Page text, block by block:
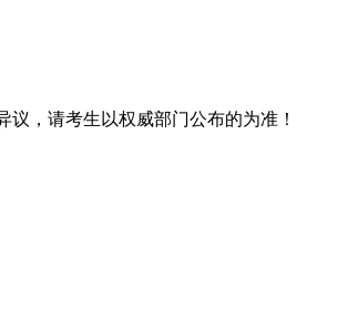
，请考生以权威部门公布的为准！